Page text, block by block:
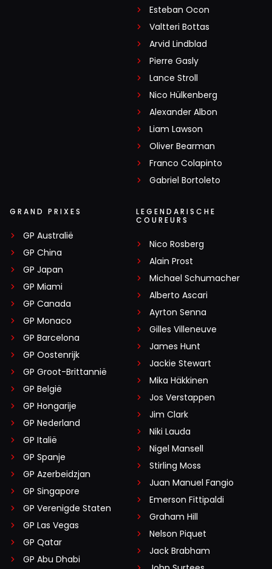
Esteban Ocon
Valtteri Bottas
Arvid Lindblad
Pierre Gasly
Lance Stroll
Nico Hülkenberg
Alexander Albon
Liam Lawson
Oliver Bearman
Franco Colapinto
Gabriel Bortoleto
GRAND PRIXES
GP Australië
GP China
GP Japan
GP Miami
GP Canada
GP Monaco
GP Barcelona
GP Oostenrijk
GP Groot-Brittannië
GP België
GP Hongarije
GP Nederland
GP Italië
GP Spanje
GP Azerbeidzjan
GP Singapore
GP Verenigde Staten
GP Las Vegas
GP Qatar
GP Abu Dhabi
LEGENDARISCHE
COUREURS
Nico Rosberg
Alain Prost
Michael Schumacher
Alberto Ascari
Ayrton Senna
Gilles Villeneuve
James Hunt
Jackie Stewart
Mika Häkkinen
Jos Verstappen
Jim Clark
Niki Lauda
Nigel Mansell
Stirling Moss
Juan Manuel Fangio
Emerson Fittipaldi
Graham Hill
Nelson Piquet
Jack Brabham